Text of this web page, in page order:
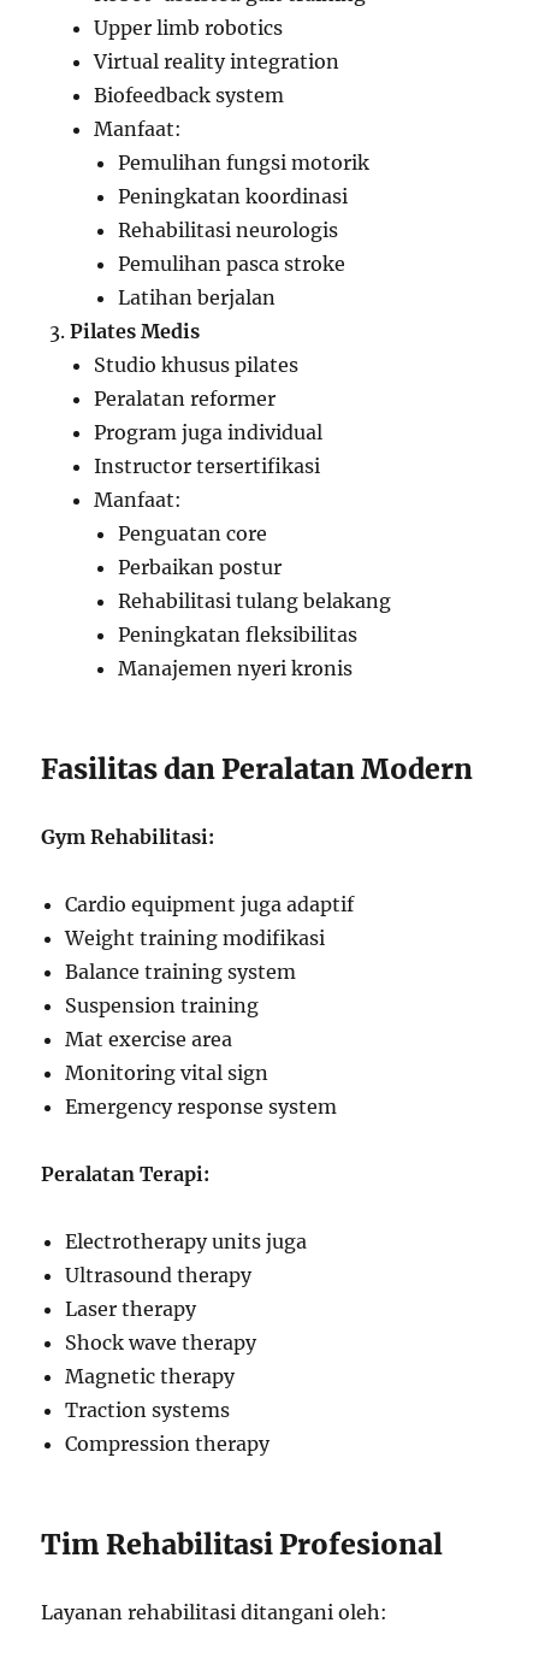
Upper limb robotics
Virtual reality integration
Biofeedback system
Manfaat:
Pemulihan fungsi motorik
Peningkatan koordinasi
Rehabilitasi neurologis
Pemulihan pasca stroke
Latihan berjalan
Pilates Medis
Studio khusus pilates
Peralatan reformer
Program juga individual
Instructor tersertifikasi
Manfaat:
Penguatan core
Perbaikan postur
Rehabilitasi tulang belakang
Peningkatan fleksibilitas
Manajemen nyeri kronis
Fasilitas dan Peralatan Modern
Gym Rehabilitasi:
Cardio equipment juga adaptif
Weight training modifikasi
Balance training system
Suspension training
Mat exercise area
Monitoring vital sign
Emergency response system
Peralatan Terapi:
Electrotherapy units juga
Ultrasound therapy
Laser therapy
Shock wave therapy
Magnetic therapy
Traction systems
Compression therapy
Tim Rehabilitasi Profesional
Layanan rehabilitasi ditangani oleh: